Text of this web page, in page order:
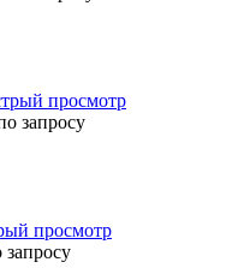
просмотр
запросу
просмотр